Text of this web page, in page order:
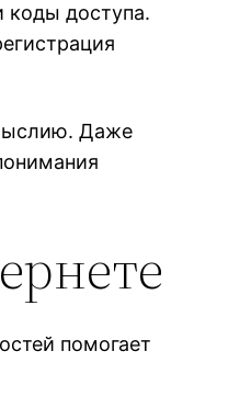
коды доступа.
Даже
помогает